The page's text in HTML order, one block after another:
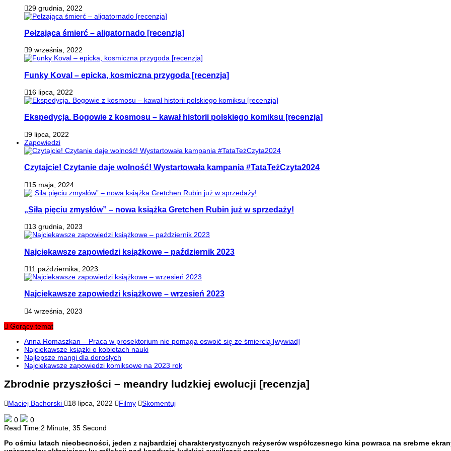
29 grudnia, 2022
Pełzająca śmierć – aligatornado [recenzja]
9 września, 2022
Funky Koval – epicka, kosmiczna przygoda [recenzja]
16 lipca, 2022
Ekspedycja. Bogowie z kosmosu – kawał historii polskiego komiksu [recenzja]
9 lipca, 2022
Zapowiedzi
Czytajcie! Czytanie daje wolność! Wystartowała kampania #TataTeżCzyta2024
15 maja, 2024
„Siła pięciu zmysłów” – nowa książka Gretchen Rubin już w sprzedaży!
13 grudnia, 2023
Najciekawsze zapowiedzi książkowe – październik 2023
11 października, 2023
Najciekawsze zapowiedzi książkowe – wrzesień 2023
4 września, 2023
Gorący temat
Anna Romaszkan – Praca w prosektorium nie pomaga oswoić się ze śmiercią [wywiad]
Najciekawsze książki o kobietach nauki
Najlepsze mangi dla dorosłych
Najciekawsze zapowiedzi komiksowe na 2023 rok
Zbrodnie przyszłości – meandry ludzkiej ewolucji [recenzja]
Maciej Bachorski 18 lipca, 2022 Filmy Skomentuj
0
0
Read Time:2 Minute, 35 Second
Po ośmiu latach nieobecności, jeden z najbardziej charakterystycznych reżyserów współczesnego kina powraca na srebrne